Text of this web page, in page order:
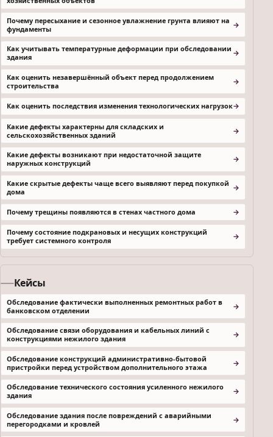
Почему пересыхание и сезонное увлажнение грунта влияют на
фундаменты
Как учитывать температурные деформации при обследовании
здания
Как оценить незавершённый объект перед продолжением
строительства
Как оценить последствия изменения технологических нагрузок
Какие дефекты характерны для складских и
сельскохозяйственных зданий
Какие дефекты возникают при недостаточной защите
наружных конструкций
Какие скрытые дефекты чаще всего выявляют перед покупкой
дома
Почему трещины появляются в стенах частного дома
Почему состояние подкрановых и несущих конструкций
требует системного контроля
Кейсы
Обследование фактически выполненных ремонтных работ в
банковском отделении
Обследование связи оборудования и кабельных линий с
конструкциями нежилого здания
Обследование конструкций административно-бытовой
пристройки перед устройством дополнительного этажа
Обследование технического состояния усиленного нежилого
здания
Обследование здания после повреждений с аварийными
перегородками и кровлей